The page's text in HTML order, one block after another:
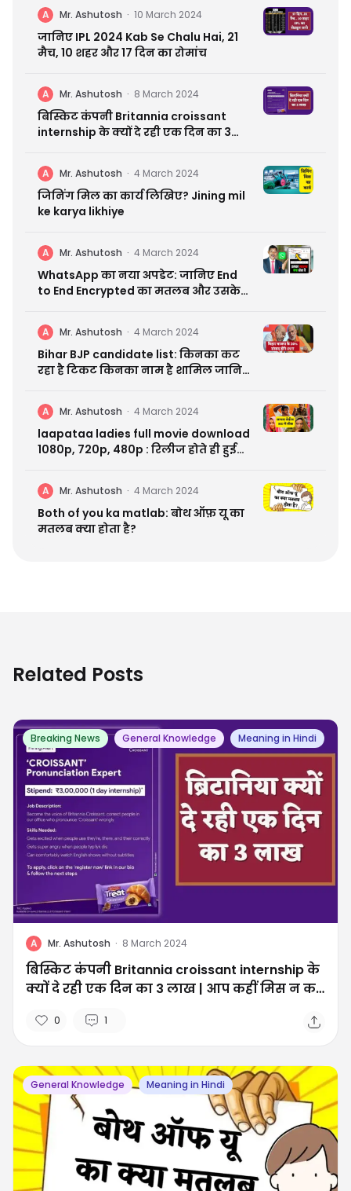
A Mr. Ashutosh · 10 March 2024
जानिए IPL 2024 Kab Se Chalu Hai, 21
मैच, 10 शहर और 17 दिन का रोमांच
A Mr. Ashutosh · 8 March 2024
बिस्किट कंपनी Britannia croissant
internship के क्यों दे रही एक दिन का 3
A Mr. Ashutosh · 4 March 2024
जिनिंग मिल का कार्य लिखिए? Jining mil
ke karya likhiye
A Mr. Ashutosh · 4 March 2024
WhatsApp का नया अपडेट: जानिए End
to End Encrypted का मतलब और उसके
A Mr. Ashutosh · 4 March 2024
Bihar BJP candidate list: किनका कट
रहा है टिकट किनका नाम है शामिल जानिए
A Mr. Ashutosh · 4 March 2024
laapataa ladies full movie download
1080p, 720p, 480p : रिलीज होते ही हुई
A Mr. Ashutosh · 4 March 2024
Both of you ka matlab: बोथ ऑफ़ यू का
मतलब क्या होता है?
Related Posts
Breaking News General Knowledge Meaning in Hindi
A Mr. Ashutosh · 8 March 2024
बिस्किट कंपनी Britannia croissant internship के
क्यों दे रही एक दिन का 3 लाख | आप कहीं मिस न कर
0 1
General Knowledge Meaning in Hindi